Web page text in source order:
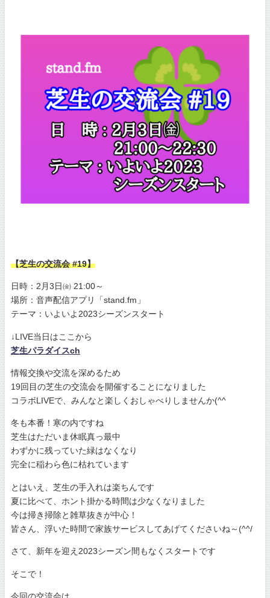
【芝生の交流会 #19】
日時：2月3日㈮ 21:00～
場所：音声配信アプリ「stand.fm」
テーマ：いよいよ2023シーズンスタート
↓LIVE当日はここから
芝生パラダイスch
情報交換や交流を深めるため
19回目の芝生の交流会を開催することになりました
コラボLIVEで、みんなと楽しくおしゃべりしませんか(^^
冬も本番！寒の内ですね
芝生はただいま休眠真っ最中
わずかに残っていた緑はなくなり
完全に稲わら色に枯れています
とはいえ、芝生の手入れは楽ちんです
夏に比べて、ホント掛かる時間は少なくなりました
今は掃き掃除と雑草抜きが中心！
皆さん、浮いた時間で家族サービスしてあげてくださいね～(^^/
さて、新年を迎え2023シーズン間もなくスタートです
そこで！
今回の交流会は